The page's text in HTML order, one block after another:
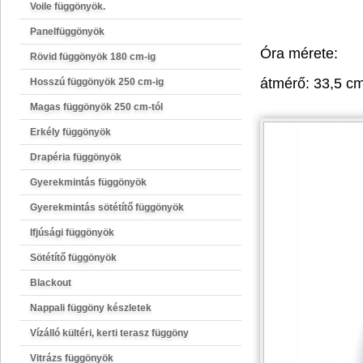
Voile függönyök.
Panelfüggönyök
Rövid függönyök 180 cm-ig
Hosszú függönyök 250 cm-ig
Magas függönyök 250 cm-tól
Erkély függönyök
Drapéria függönyök
Gyerekmintás függönyök
Gyerekmintás sötétítő függönyök
Ifjúsági függönyök
Sötétítő függönyök
Blackout
Nappali függöny készletek
Vízálló kültéri, kerti terasz függöny
Vitrázs függönyök
Óra mérete:
átmérő: 33,5